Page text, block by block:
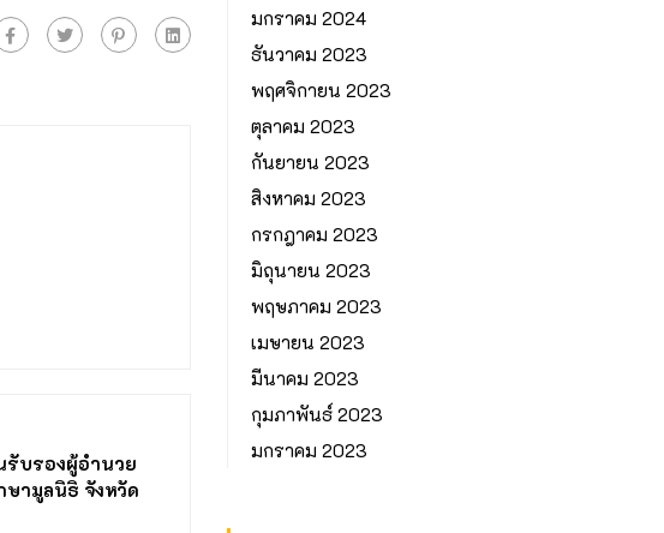
รับรองผู้อำนวย
ษามูลนิธิ จังหวัด
มกราคม 2024
ธันวาคม 2023
พฤศจิกายน 2023
ตุลาคม 2023
กันยายน 2023
สิงหาคม 2023
กรกฎาคม 2023
มิถุนายน 2023
พฤษภาคม 2023
เมษายน 2023
มีนาคม 2023
กุมภาพันธ์ 2023
มกราคม 2023